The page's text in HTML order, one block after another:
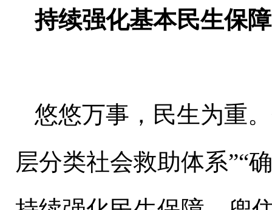
持续强化基本民生保障
悠悠万事，民生为重
层分类社会救助体系”“